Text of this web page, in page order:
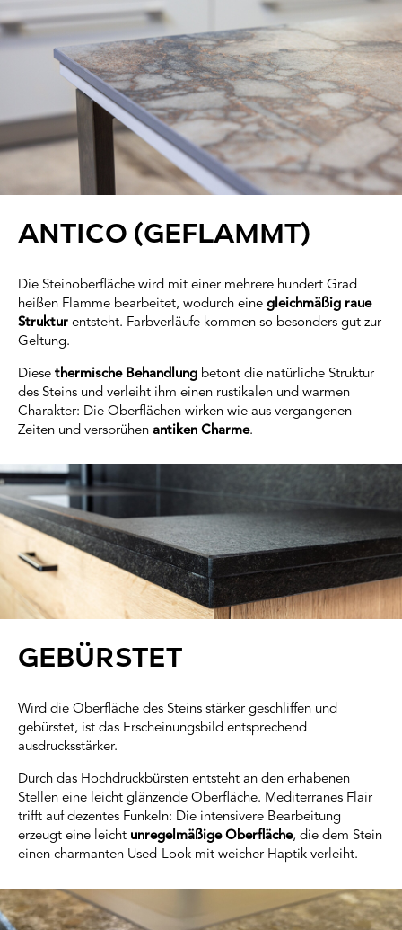
ANTICO (GEFLAMMT)
Die Steinoberfläche wird mit einer mehrere hundert Grad
heißen Flamme bearbeitet, wodurch eine gleichmäßig raue
Struktur entsteht. Farbverläufe kommen so besonders gut zur
Geltung.
Diese thermische Behandlung betont die natürliche Struktur
des Steins und verleiht ihm einen rustikalen und warmen
Charakter: Die Oberflächen wirken wie aus vergangenen
Zeiten und versprühen antiken Charme.
GEBÜRSTET
Wird die Oberfläche des Steins stärker geschliffen und
gebürstet, ist das Erscheinungsbild entsprechend
ausdrucksstärker.
Durch das Hochdruckbürsten entsteht an den erhabenen
Stellen eine leicht glänzende Oberfläche. Mediterranes Flair
trifft auf dezentes Funkeln: Die intensivere Bearbeitung
erzeugt eine leicht unregelmäßige Oberfläche, die dem Stein
einen charmanten Used-Look mit weicher Haptik verleiht.